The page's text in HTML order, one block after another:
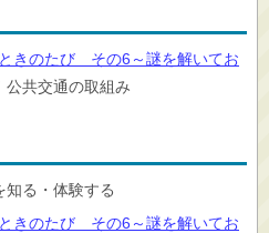
ときのたび その6～謎を解いてお
公共交通の取組み
知る・体験する
ときのたび その6～謎を解いてお